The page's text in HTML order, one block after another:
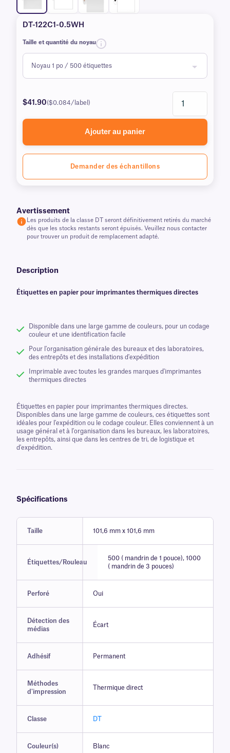
DT-122C1-0.5WH
Taille et quantité du noyau
$41.90($0.084/label)
Ajouter au panier
Demander des échantillons
Avertissement
Les produits de la classe DT seront définitivement retirés du marché
dès que les stocks restants seront épuisés. Veuillez nous contacter
pour trouver un produit de remplacement adapté.
Description
Étiquettes en papier pour imprimantes thermiques directes
Disponible dans une large gamme de couleurs, pour un codage
couleur et une identification facile
Pour l'organisation générale des bureaux et des laboratoires,
des entrepôts et des installations d'expédition
Imprimable avec toutes les grandes marques d'imprimantes
thermiques directes
Étiquettes en papier pour imprimantes thermiques directes.
Disponibles dans une large gamme de couleurs, ces étiquettes sont
idéales pour l'expédition ou le codage couleur. Elles conviennent à un
usage général et à l'organisation dans les bureaux, les laboratoires,
les entrepôts, ainsi que dans les centres de tri, de logistique et
d'expédition.
Spécifications
Taille 101,6 mm x 101,6 mm
Étiquettes/Rouleau
500 ( mandrin de 1 pouce), 1000
( mandrin de 3 pouces)
Perforé Oui
Détection des
médias
Écart
Adhésif Permanent
Méthodes
d'impression
Thermique direct
Classe DT
Couleur(s) Blanc